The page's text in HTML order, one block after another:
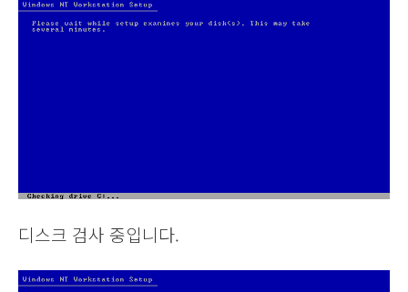
디스크 검사 중입니다.